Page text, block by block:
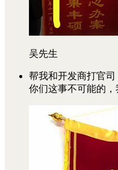
吴先生
帮我和开发商打官
你们这事不可能的，